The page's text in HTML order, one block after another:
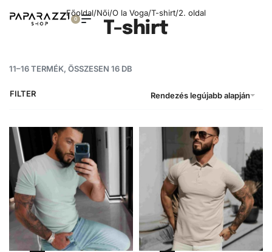
0
Főoldal/Női/O la Voga/T-shirt/2. oldal
T-shirt
11–16 TERMÉK, ÖSSZESEN 16 DB
Rendezés legújabb alapján
FILTER